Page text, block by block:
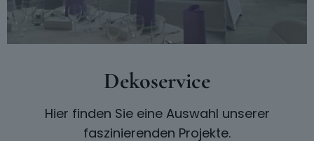
Dekoservice
Hier finden Sie eine Auswahl unserer
faszinierenden Projekte.